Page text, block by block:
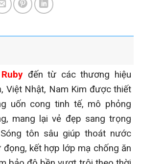
đến từ các thương hiệu
Việt Nhật, Nam Kim được thiết
uốn cong tinh tế, mô phỏng
mang lại vẻ đẹp sang trọng
tôn sâu giúp thoát nước
đọng, kết hợp lớp mạ chống ăn